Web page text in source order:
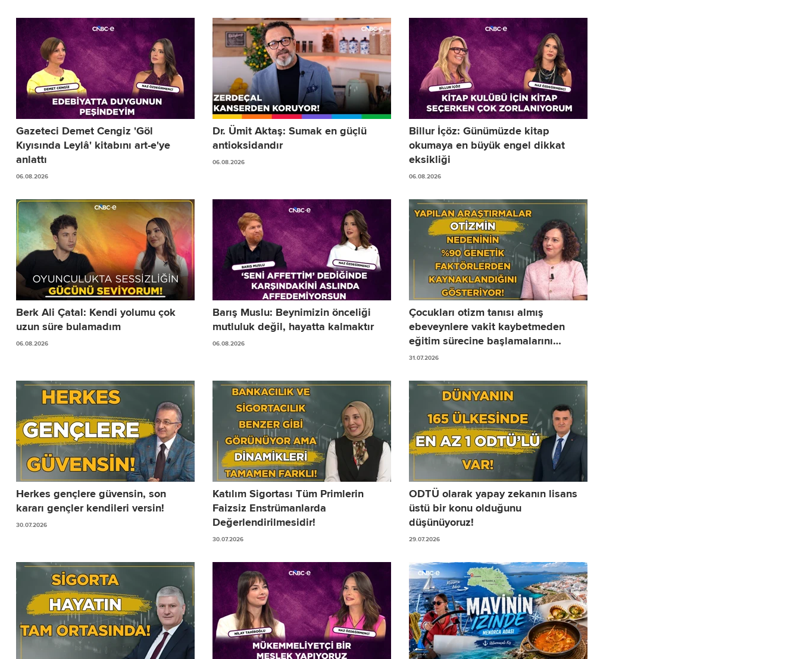
Gazeteci Demet Cengiz 'Göl
Kıyısında Leylâ' kitabını art-e'ye
anlattı
06.08.2026
Dr. Ümit Aktaş: Sumak en güçlü
antioksidandır
06.08.2026
Billur İçöz: Günümüzde kitap
okumaya en büyük engel dikkat
eksikliği
06.08.2026
Berk Ali Çatal: Kendi yolumu çok
uzun süre bulamadım
06.08.2026
Barış Muslu: Beynimizin önceliği
mutluluk değil, hayatta kalmaktır
06.08.2026
Çocukları otizm tanısı almış
ebeveynlere vakit kaybetmeden
eğitim sürecine başlamalarını
öneriyoruz!
31.07.2026
Herkes gençlere güvensin, son
kararı gençler kendileri versin!
30.07.2026
Katılım Sigortası Tüm Primlerin
Faizsiz Enstrümanlarda
Değerlendirilmesidir!
30.07.2026
ODTÜ olarak yapay zekanın lisans
üstü bir konu olduğunu
düşünüyoruz!
29.07.2026